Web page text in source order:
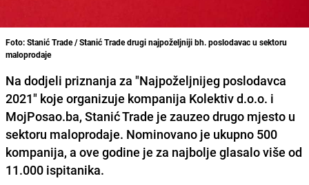
Foto: Stanić Trade / Stanić Trade drugi najpoželjniji bh. poslodavac u sektoru
maloprodaje
Na dodjeli priznanja za "Najpoželjnijeg poslodavca
2021" koje organizuje kompanija Kolektiv d.o.o. i
MojPosao.ba, Stanić Trade je zauzeodrugo mjesto u
sektoru maloprodaje. Nominovano je ukupno 500
kompanija, a ove godine je za najbolje glasalo više od
11.000 ispitanika.